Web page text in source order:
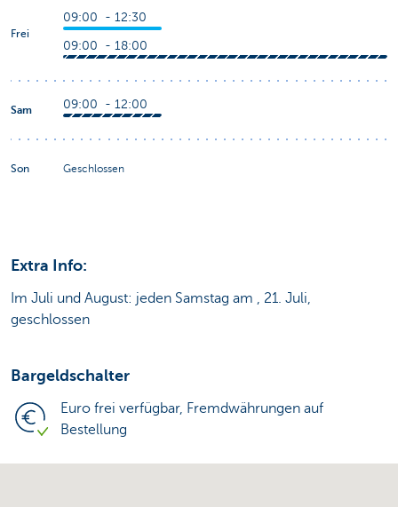
Frei
09:00 - 12:30
09:00 - 18:00
Sam 09:00 - 12:00
Son Geschlossen
Extra Info:
Im Juli und August: jeden Samstag am , 21. Juli,
geschlossen
Bargeldschalter
Euro frei verfügbar, Fremdwährungen auf
Bestellung